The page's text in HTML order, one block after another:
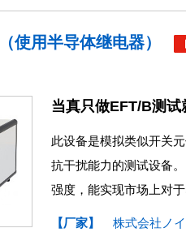
使用半导体继电器）
当真只做EFT/B测试
此设备是模拟类似开关
抗干扰能力的测试设备。
强度 ， 能实现市场上对
【厂家】
株式会社ノ